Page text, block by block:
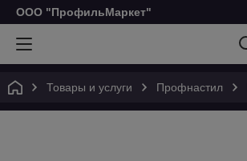
ООО "ПрофильМаркет"
Товары и услуги Профнастил